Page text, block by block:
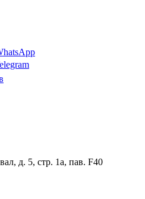
д. 5, стр. 1а, пав. F40